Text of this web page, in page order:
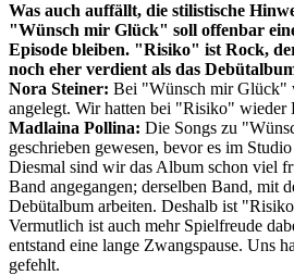
Was auch auffällt, die stilistische
"Wünsch mir Glück" soll offenbar
Episode bleiben. "Risiko" ist Rock,
noch eher verdient als das
Nora Steiner: Bei "Wünsch mir Glück"
angelegt. Wir hatten bei "Risiko" wieder
Madlaina Pollina: Die Songs zu
geschrieben gewesen, bevor es im
Diesmal sind wir das Album schon viel
Band angegangen; derselben Band, mit
Debütalbum arbeiten. Deshalb ist
Vermutlich ist auch mehr Spielfreude
entstand eine lange Zwangspause. Uns
gefehlt.